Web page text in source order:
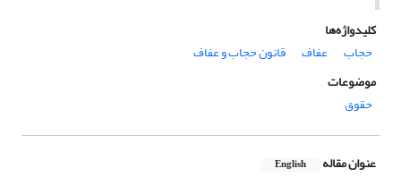
کلیدواژه‌ها
حجاب
عفاف
قانون حجاب و عفاف
موضوعات
حقوق
عنوان مقاله English